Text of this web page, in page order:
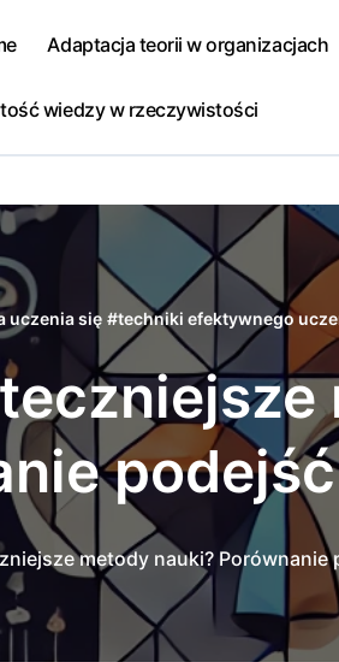
Adaptacja teorii w organizacjach
wiedzy w rzeczywistości
uczenia się #techniki efektywnego
podejść
metody nauki? Porównanie